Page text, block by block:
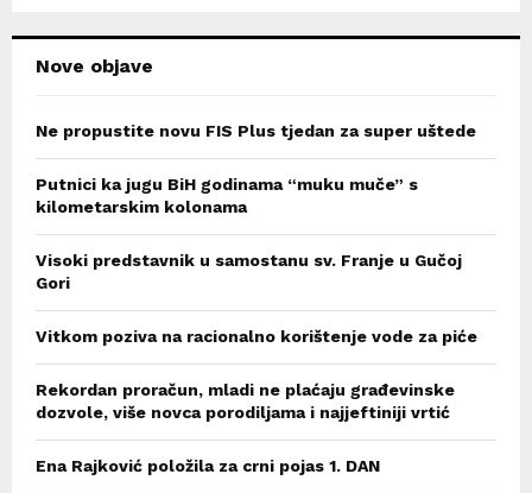
Nove objave
Ne propustite novu FIS Plus tjedan za super uštede
Putnici ka jugu BiH godinama “muku muče” s
kilometarskim kolonama
Visoki predstavnik u samostanu sv. Franje u Gučoj
Gori
Vitkom poziva na racionalno korištenje vode za piće
Rekordan proračun, mladi ne plaćaju građevinske
dozvole, više novca porodiljama i najjeftiniji vrtić
Ena Rajković položila za crni pojas 1. DAN